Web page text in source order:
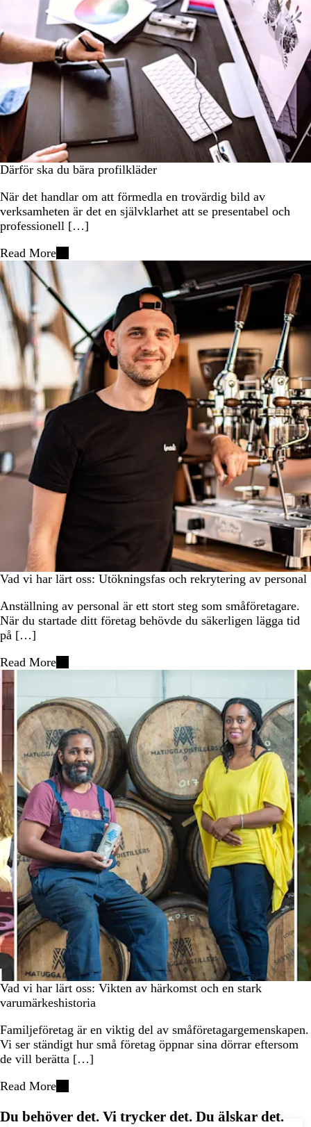
Därför ska du bära profilkläder
När det handlar om att förmedla en trovärdig bild av
verksamheten är det en självklarhet att se presentabel och
professionell […]
Read More
Vad vi har lärt oss: Utökningsfas och rekrytering av personal
Anställning av personal är ett stort steg som småföretagare.
När du startade ditt företag behövde du säkerligen lägga tid
på […]
Read More
Vad vi har lärt oss: Vikten av härkomst och en stark
varumärkeshistoria
Familjeföretag är en viktig del av småföretagargemenskapen.
Vi ser ständigt hur små företag öppnar sina dörrar eftersom
de vill berätta […]
Read More
Du behöver det. Vi trycker det. Du älskar det.